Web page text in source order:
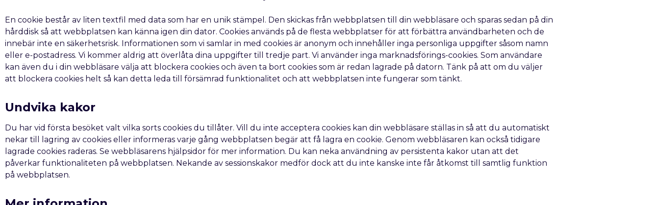
En cookie består av liten textfil med data som har en unik stämpel. Den skickas från webbplatsen till din webbläsare och sparas sedan på din
hårddisk så att webbplatsen kan känna igen din dator. Cookies används på de flesta webbplatser för att förbättra användbarheten och de
innebär inte en säkerhetsrisk. Informationen som vi samlar in med cookies är anonym och innehåller inga personliga uppgifter såsom namn
eller e-postadress. Vi kommer aldrig att överlåta dina uppgifter till tredje part. Vi använder inga marknadsförings-cookies. Som användare
kan även du i din webbläsare välja att blockera cookies och även ta bort cookies som är redan lagrade på datorn. Tänk på att om du väljer
att blockera cookies helt så kan detta leda till försämrad funktionalitet och att webbplatsen inte fungerar som tänkt.
Undvika kakor
Du har vid första besöket valt vilka sorts cookies du tillåter. Vill du inte acceptera cookies kan din webbläsare ställas in så att du automatiskt
nekar till lagring av cookies eller informeras varje gång webbplatsen begär att få lagra en cookie. Genom webbläsaren kan också tidigare
lagrade cookies raderas. Se webbläsarens hjälpsidor för mer information. Du kan neka användning av persistenta kakor utan att det
påverkar funktionaliteten på webbplatsen. Nekande av sessionskakor medför dock att du inte kanske inte får åtkomst till samtlig funktion
på webbplatsen.